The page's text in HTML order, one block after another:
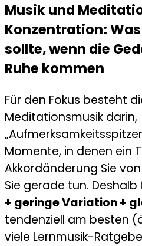
Musik und
Konzentration:
sollte, wenn die
Ruhe kommen
Für den Fokus besteht
Meditationsmusik darin,
Momente, in denen ein
Akkordänderung Sie
Sie gerade tun.
+ geringe Variation +
tendenziell am besten
viele Lernmusik-